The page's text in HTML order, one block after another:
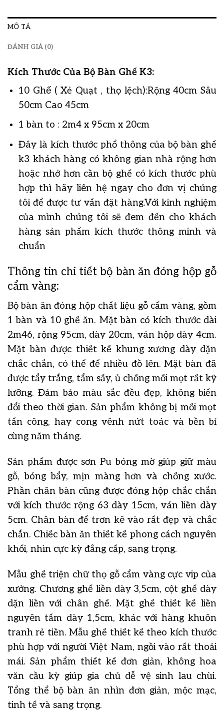
MÔ TẢ
ĐÁNH GIÁ (0)
Kích Thước Của Bộ Bàn Ghế K3:
10 Ghế ( Xẻ Quạt , thọ lệch):Rộng 40cm Sâu
50cm Cao 45cm
1 bàn to : 2m4 x 95cm x 20cm
Đây là kích thước phổ thông của bộ bàn ghế
k3 khách hàng có không gian nhà rộng hơn
hoặc nhở hơn cần bộ ghế có kích thước phù
hợp thì hãy liên hệ ngay cho đơn vị chúng
tôi để được tư vấn đặt hàng.Với kinh nghiệm
của mình chúng tôi sẽ đem đến cho khách
hàng sản phẩm kích thước thông minh và
chuẩn
Thông tin chi tiết bộ bàn ăn đóng hộp gỗ
cẩm vàng:
Bộ bàn ăn đóng hộp chất liệu gỗ cẩm vàng, gồm
1 bàn và 10 ghế ăn. Mặt bàn có kích thước dài
2m46, rộng 95cm, dày 20cm, ván hộp dày 4cm.
Mặt bàn được thiết kế khung xương dày dặn
chắc chắn, có thể để nhiều đồ lên. Mặt bàn đã
được tẩy trắng, tẩm sấy, ủ chống mối mọt rất kỹ
lưỡng. Đảm bảo màu sắc đều đẹp, không biến
đổi theo thời gian. Sản phẩm không bị mối mọt
tấn công, hay cong vênh nứt toác và bền bỉ
cùng năm tháng.
Sản phẩm được sơn Pu bóng mờ giúp giữ màu
gỗ, bóng bẩy, mịn màng hơn và chống xước.
Phần chân bàn cũng được đóng hộp chắc chắn
với kích thước rộng 63 dày 15cm, ván liền dày
5cm. Chân bàn để trơn kê vào rất đẹp và chắc
chắn. Chiếc bàn ăn thiết kế phong cách nguyên
khối, nhìn cực kỳ đẳng cấp, sang trọng.
Mẫu ghế triện chữ thọ gỗ cẩm vàng cực vip của
xưởng. Chương ghế liền dày 3,5cm, cột ghế dày
dặn liền với chân ghế. Mặt ghế thiết kế liền
nguyên tấm dày 1,5cm, khác với hàng khuôn
tranh rẻ tiền. Mẫu ghế thiết kế theo kích thước
phù hợp với người Việt Nam, ngồi vào rất thoải
mái. Sản phẩm thiết kế đơn giản, không hoa
văn cầu kỳ giúp gia chủ dễ vệ sinh lau chùi.
Tổng thể bộ bàn ăn nhìn đơn giản, mộc mạc,
tinh tế và sang trọng.